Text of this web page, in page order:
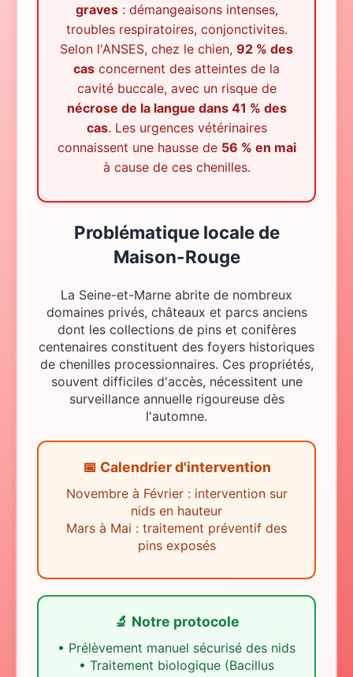
graves : démangeaisons intenses,
troubles respiratoires, conjonctivites.
Selon l'ANSES, chez le chien, 92 % des
cas concernent des atteintes de la
cavité buccale, avec un risque de
nécrose de la langue dans 41 % des
cas. Les urgences vétérinaires
connaissent une hausse de 56 % en mai
à cause de ces chenilles.
Problématique locale de
Maison-Rouge
La Seine-et-Marne abrite de nombreux
domaines privés, châteaux et parcs anciens
dont les collections de pins et conifères
centenaires constituent des foyers historiques
de chenilles processionnaires. Ces propriétés,
souvent difficiles d'accès, nécessitent une
surveillance annuelle rigoureuse dès
l'automne.
📅 Calendrier d'intervention
Novembre à Février : intervention sur
nids en hauteur
Mars à Mai : traitement préventif des
pins exposés
🔬 Notre protocole
• Prélèvement manuel sécurisé des nids
• Traitement biologique (Bacillus